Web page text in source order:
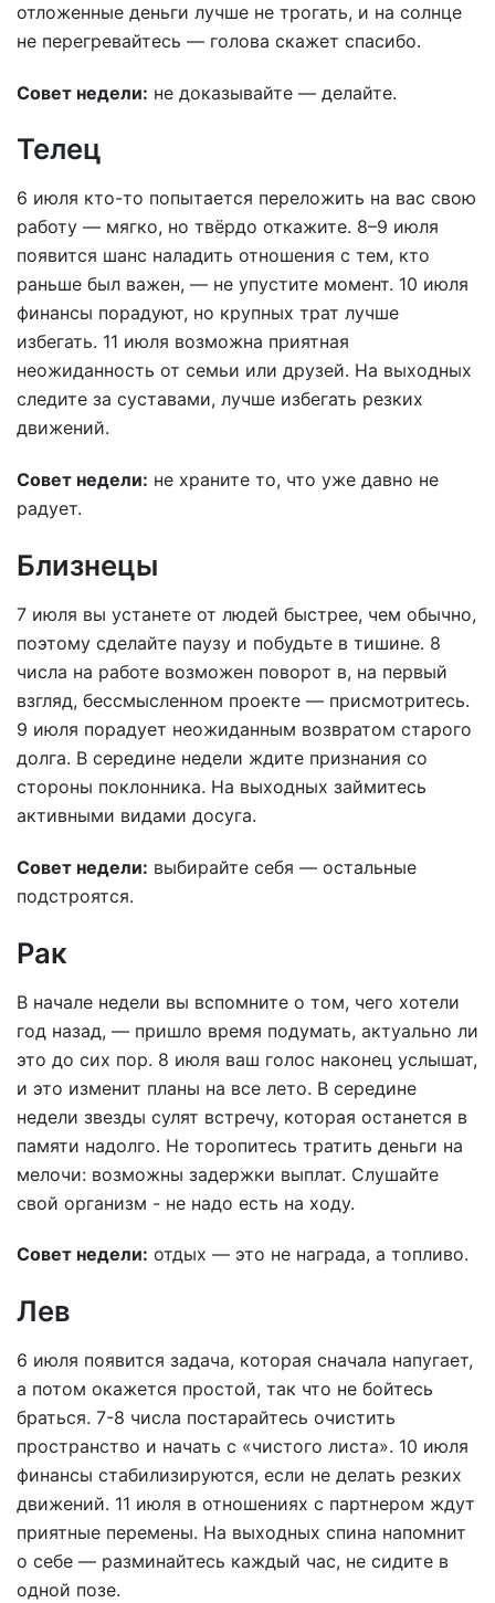
отложенные деньги лучше не трогать, и на солнце
не перегревайтесь — голова скажет спасибо.
Совет недели: не доказывайте — делайте.
Телец
6 июля кто-то попытается переложить на вас свою
работу — мягко, но твёрдо откажите. 8–9 июля
появится шанс наладить отношения с тем, кто
раньше был важен, — не упустите момент. 10 июля
финансы порадуют, но крупных трат лучше
избегать. 11 июля возможна приятная
неожиданность от семьи или друзей. На выходных
следите за суставами, лучше избегать резких
движений.
Совет недели: не храните то, что уже давно не
радует.
Близнецы
7 июля вы устанете от людей быстрее, чем обычно,
поэтому сделайте паузу и побудьте в тишине. 8
числа на работе возможен поворот в, на первый
взгляд, бессмысленном проекте — присмотритесь.
9 июля порадует неожиданным возвратом старого
долга. В середине недели ждите признания со
стороны поклонника. На выходных займитесь
активными видами досуга.
Совет недели: выбирайте себя — остальные
подстроятся.
Рак
В начале недели вы вспомните о том, чего хотели
год назад, — пришло время подумать, актуально ли
это до сих пор. 8 июля ваш голос наконец услышат,
и это изменит планы на все лето. В середине
недели звезды сулят встречу, которая останется в
памяти надолго. Не торопитесь тратить деньги на
мелочи: возможны задержки выплат. Слушайте
свой организм - не надо есть на ходу.
Совет недели: отдых — это не награда, а топливо.
Лев
6 июля появится задача, которая сначала напугает,
а потом окажется простой, так что не бойтесь
браться. 7-8 числа постарайтесь очистить
пространство и начать с «чистого листа». 10 июля
финансы стабилизируются, если не делать резких
движений. 11 июля в отношениях с партнером ждут
приятные перемены. На выходных спина напомнит
о себе — разминайтесь каждый час, не сидите в
одной позе.